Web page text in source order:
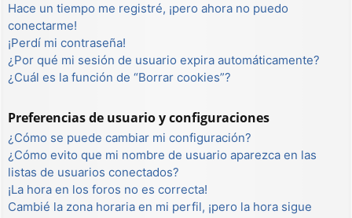
Hace un tiempo me registré, ¡pero ahora no puedo
conectarme!
¡Perdí mi contraseña!
¿Por qué mi sesión de usuario expira automáticamente?
¿Cuál es la función de “Borrar cookies”?
Preferencias de usuario y configuraciones
¿Cómo se puede cambiar mi configuración?
¿Cómo evito que mi nombre de usuario aparezca en las
listas de usuarios conectados?
¡La hora en los foros no es correcta!
Cambié la zona horaria en mi perfil, ¡pero la hora sigue